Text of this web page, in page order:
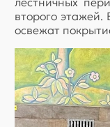
второго этажей.
освежат